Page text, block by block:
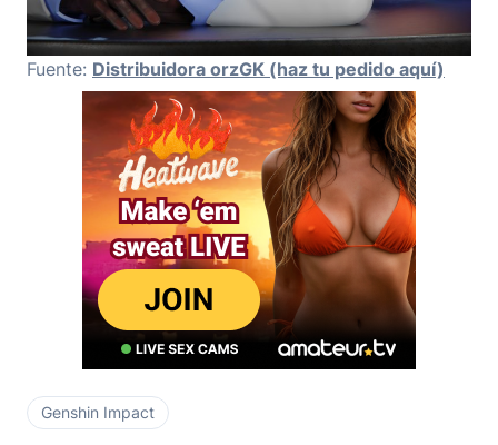
Fuente: Distribuidora orzGK (haz tu pedido aquí)
Genshin Impact